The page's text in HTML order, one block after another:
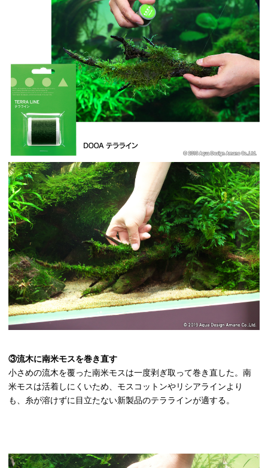
③流木に南米モスを巻き直す
小さめの流木を覆った南米モスは一度剥ぎ取って巻き直した。南
米モスは活着しにくいため、モスコットンやリシアラインより
も、糸が溶けずに目立たない新製品のテララインが適する。